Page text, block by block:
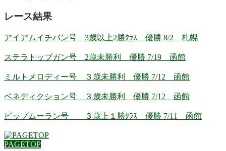
レース結果
アイアムイチバン号 3歳以上2勝ｸﾗｽ 優勝 8/2 札幌
ステラトップガン号 2歳未勝利 優勝 7/19 函館
ミルトメロディー号 ３歳未勝利 優勝 7/12 函館
ベネディクション号 ３歳未勝利 優勝 7/12 函館
ビップムーラン号 ３歳上１勝ｸﾗｽ 優勝 7/11 函館
PAGETOP